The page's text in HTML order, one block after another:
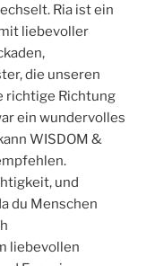
Ria ist ein
liebevoller
die unseren
richtige Richtung
ein wundervolles
WISDOM &
und
du Menschen
liebevollen